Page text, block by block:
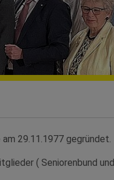
29.11.1977 gegründet.
( Seniorenbund und